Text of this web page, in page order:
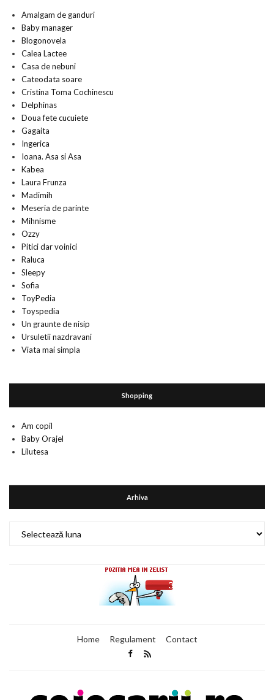
Amalgam de ganduri
Baby manager
Blogonovela
Calea Lactee
Casa de nebuni
Cateodata soare
Cristina Toma Cochinescu
Delphinas
Doua fete cucuiete
Gagaita
Ingerica
Ioana. Asa si Asa
Kabea
Laura Frunza
Madimih
Meseria de parinte
Mihnisme
Ozzy
Pitici dar voinici
Raluca
Sleepy
Sofia
ToyPedia
Toyspedia
Un graunte de nisip
Ursuletii nazdravani
Viata mai simpla
Shopping
Am copil
Baby Orajel
Lilutesa
Arhiva
Home Regulament Contact